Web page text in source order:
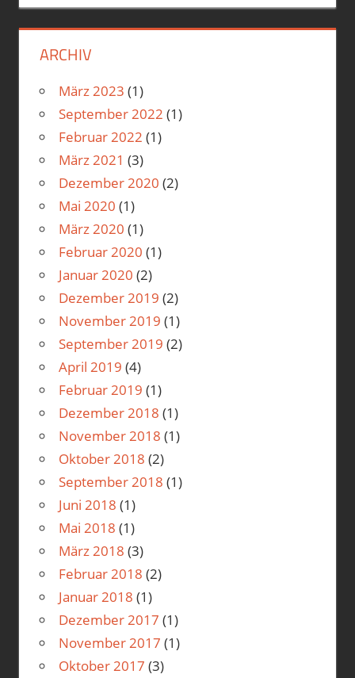
ARCHIV
März 2023 (1)
September 2022 (1)
Februar 2022 (1)
März 2021 (3)
Dezember 2020 (2)
Mai 2020 (1)
März 2020 (1)
Februar 2020 (1)
Januar 2020 (2)
Dezember 2019 (2)
November 2019 (1)
September 2019 (2)
April 2019 (4)
Februar 2019 (1)
Dezember 2018 (1)
November 2018 (1)
Oktober 2018 (2)
September 2018 (1)
Juni 2018 (1)
Mai 2018 (1)
März 2018 (3)
Februar 2018 (2)
Januar 2018 (1)
Dezember 2017 (1)
November 2017 (1)
Oktober 2017 (3)